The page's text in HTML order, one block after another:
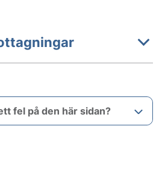
fel på den här sidan?